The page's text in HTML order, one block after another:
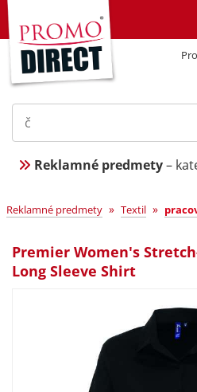
Reklamné predmety–
Reklamné predmety » Textil »
Premier Women's
Long Sleeve Shirt